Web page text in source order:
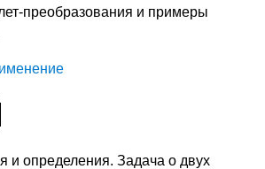
преобразования и примеры
и определения. Задача о двух